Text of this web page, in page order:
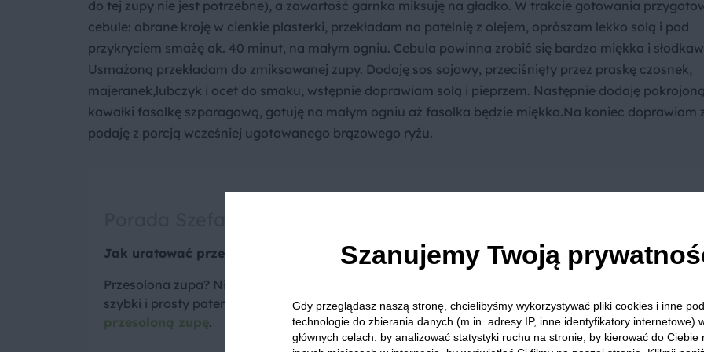
do tej zupy nie jest potrzebne), a zawartość garnka miksuję na gładko. W trakcie gotowania
cebule: obrane kroję w cienkie plasterki, przekładam na patelnię z olejem, oprószam lekko solą i pod
przykryciem smażę ok. 40 minut, na małym ogniu. Cebula powinna zrobić się bardzo miękka i
Usmażoną przekładam do zmiksowanej zupy. Dodaję sos sojowy, przeciśnięty przez praskę czosnek,
majeranek,lubczyk i ocet do smaku, wstępnie doprawiam solą i pieprzem. Następnie dodaję
kawałki fasolkę szparagową, gotuję na małym ogniu aż fasolka będzie miękka.Na koniec doprawiam
podaję z porcją wcześniej ugotowanego brązowego ryżu.
Jak uratować przesoloną zupę?
Przesolona zupa? Nie martw się, mamy na to
szybki i prosty patent. Dowiedz się, jak uratować
przesoloną zupę.
Szanujemy Twoją
Gdy przeglądasz naszą stronę, chcielibyśmy wykorzystywać pliki cookies i inne
technologie do zbierania danych (m.in. adresy IP, inne identyfikatory internetowe)
głównych celach: by analizować statystyki ruchu na stronie, by kierować do Ciebie